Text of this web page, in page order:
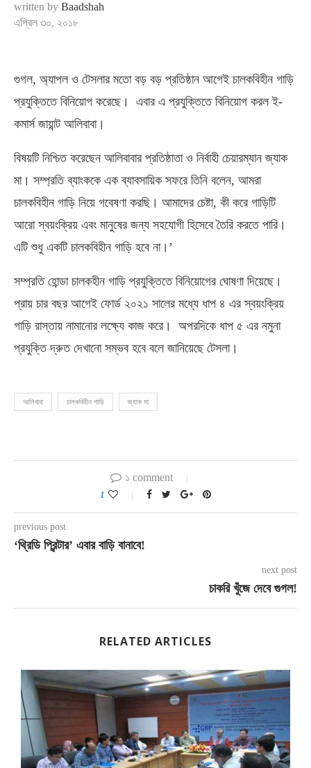
written by Baadshah
এপ্রিল ৩০, ২০১৮
গুগল, অ্যাপল ও টেসলার মতো বড় বড় প্রতিষ্ঠান আগেই চালকবিহীন গাড়ি
প্রযুক্তিতে বিনিয়োগ করেছে। এবার এ প্রযুক্তিতে বিনিয়োগ করল ই-
কমার্স জায়ান্ট আলিবাবা।
বিষয়টি নিশ্চিত করেছেন আলিবাবার প্রতিষ্ঠাতা ও নির্বাহী চেয়ারম্যান জ্যাক
মা। সম্প্রতি ব্যাংককে এক ব্যাবসায়িক সফরে তিনি বলেন, আমরা
চালকবিহীন গাড়ি নিয়ে গবেষণা করছি। আমাদের চেষ্টা, কী করে গাড়িটি
আরো স্বয়ংক্রিয় এবং মানুষের জন্য সহযোগী হিসেবে তৈরি করতে পারি।
এটি শুধু একটি চালকবিহীন গাড়ি হবে না।’
সম্প্রতি হোন্ডা চালকহীন গাড়ি প্রযুক্তিতে বিনিয়োগের ঘোষণা দিয়েছে।
প্রায় চার বছর আগেই ফোর্ড ২০২১ সালের মধ্যে ধাপ ৪ এর স্বয়ংক্রিয়
গাড়ি রাস্তায় নামানোর লক্ষ্যে কাজ করে। অপরদিকে ধাপ ৫ এর নমুনা
প্রযুক্তি দ্রুত দেখানো সম্ভব হবে বলে জানিয়েছে টেসলা।
আলিবাবা চালকবিহীন গাড়ি জ্যাক মা
১ comment
1
previous post
‘থ্রিডি প্রিন্টার’ এবার বাড়ি বানাবে!
next post
চাকরি খুঁজে দেবে গুগল!
RELATED ARTICLES